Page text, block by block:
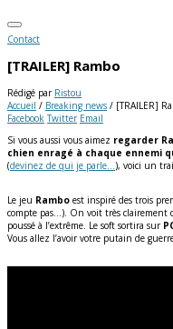
Contact
[TRAILER] Rambo
Rédigé par Ristou
Accueil / Breaking news / [TRAILER]
Facebook Twitter Email
Si vous aussi vous aimez regarder
chien enragé à chaque ennemi
(devinez de qui je parle…), voici un
Le jeu Rambo est inspiré des trois
compte pas…). On voit très clairement
poussé à l’extrême. Le soft sortira sur
Vous allez l’avoir votre putain de